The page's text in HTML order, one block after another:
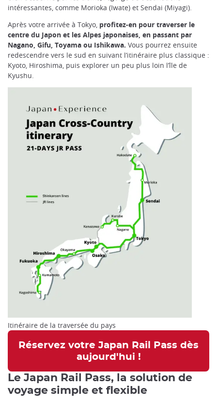
intéressantes, comme Morioka (Iwate) et Sendai (Miyagi).
Après votre arrivée à Tokyo, profitez-en pour traverser le
centre du Japon et les Alpes japonaises, en passant par
Nagano, Gifu, Toyama ou Ishikawa. Vous pourrez ensuite
redescendre vers le sud en suivant l’itinéraire plus classique :
Kyoto, Hiroshima, puis explorer un peu plus loin l’île de
Kyushu.
Itinéraire de la traversée du pays
Réservez votre Japan Rail Pass dès
aujourd'hui !
Le Japan Rail Pass, la solution de
voyage simple et flexible